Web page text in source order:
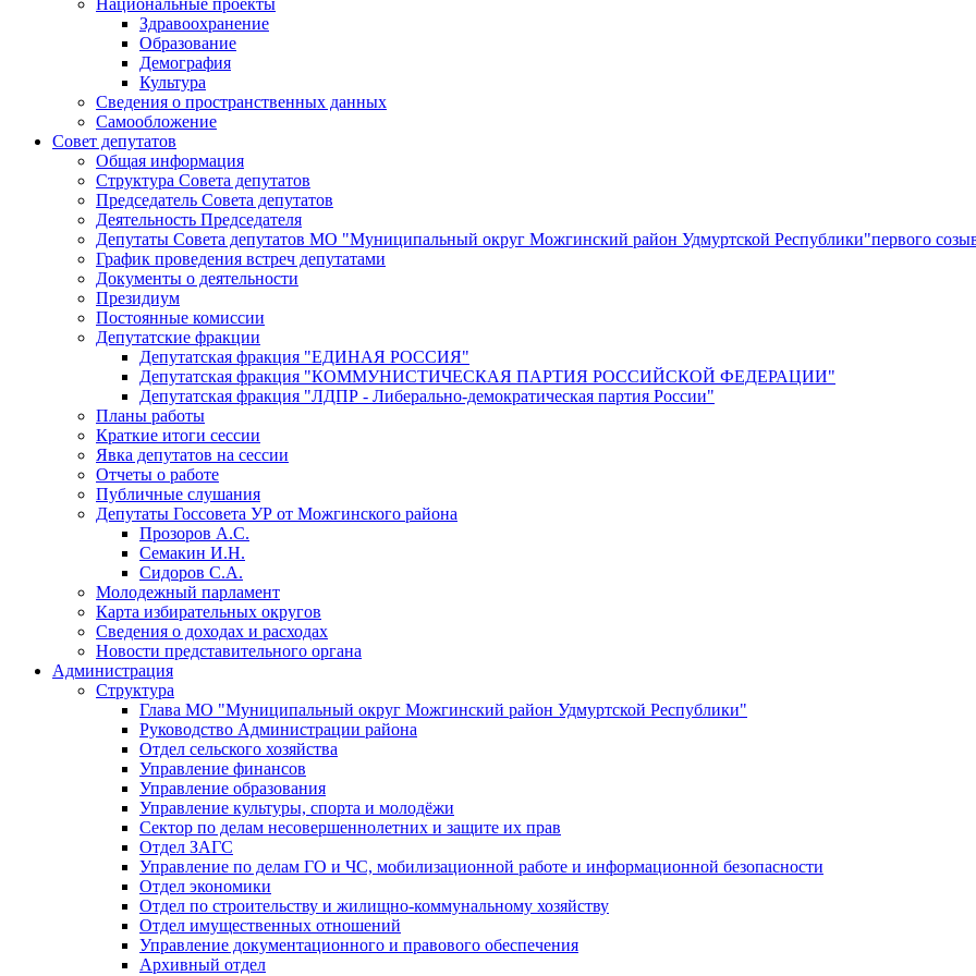
Здравоохранение
Образование
Демография
Культура
Сведения о пространственных данных
Самообложение
Совет депутатов
Общая информация
Структура Совета депутатов
Председатель Совета депутатов
Деятельность Председателя
Депутаты Совета депутатов МО "Муниципальный округ Можгинский район Удмуртской Республики"первого
График проведения встреч депутатами
Документы о деятельности
Президиум
Постоянные комиссии
Депутатские фракции
Депутатская фракция "ЕДИНАЯ РОССИЯ"
Депутатская фракция "КОММУНИСТИЧЕСКАЯ ПАРТИЯ РОССИЙСКОЙ ФЕДЕРАЦИИ"
Депутатская фракция "ЛДПР - Либерально-демократическая партия России"
Планы работы
Краткие итоги сессии
Явка депутатов на сессии
Отчеты о работе
Публичные слушания
Депутаты Госсовета УР от Можгинского района
Прозоров А.С.
Семакин И.Н.
Сидоров С.А.
Молодежный парламент
Карта избирательных округов
Сведения о доходах и расходах
Новости представительного органа
Администрация
Структура
Глава МО "Муниципальный округ Можгинский район Удмуртской Республики"
Руководство Администрации района
Отдел сельского хозяйства
Управление финансов
Управление образования
Управление культуры, спорта и молодёжи
Сектор по делам несовершеннолетних и защите их прав
Отдел ЗАГС
Управление по делам ГО и ЧС, мобилизационной работе и информационной безопасности
Отдел экономики
Отдел по строительству и жилищно-коммунальному хозяйству
Отдел имущественных отношений
Управление документационного и правового обеспечения
Архивный отдел